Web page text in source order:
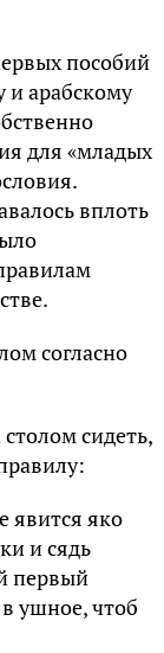
пособий
арабскому
для «младых
вплоть
согласно
сидеть,
явится яко
и сядь
первый
ушное, чтоб